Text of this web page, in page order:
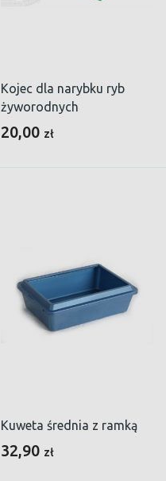
Kojec dla narybku ryb
żyworodnych
20,00 zł
Kuweta średnia z ramką
32,90 zł